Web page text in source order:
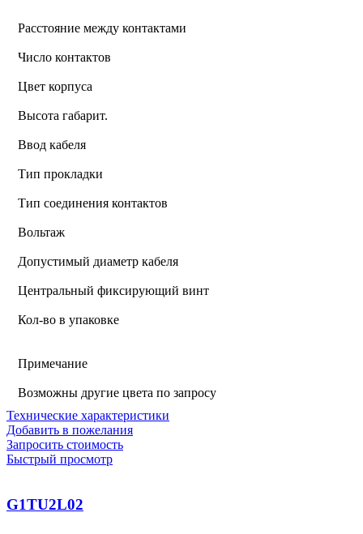
Расстояние между контактами
Число контактов
Цвет корпуса
Высота габарит.
Ввод кабеля
Тип прокладки
Тип соединения контактов
Вольтаж
Допустимый диаметр кабеля
Центральный фиксирующий винт
Кол-во в упаковке
Примечание
Возможны другие цвета по запросу
Технические характеристики
Добавить в пожелания
Запросить стоимость
Быстрый просмотр
G1TU2L02